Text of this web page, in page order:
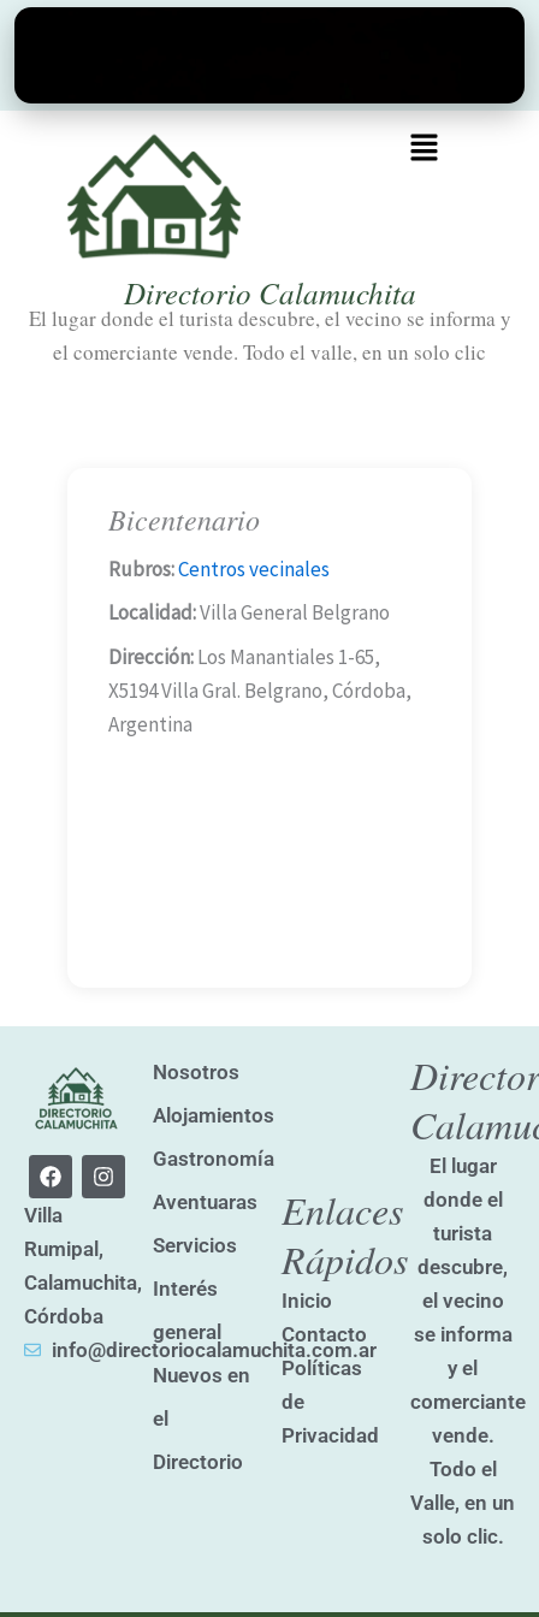
contenido
Menú
Directorio Calamuchita
El lugar donde el turista descubre, el vecino se informa y
el comerciante vende. Todo el valle, en un solo clic
Bicentenario
Rubros:Centros vecinales
Localidad:Villa General Belgrano
Dirección:Los Manantiales 1-65,
X5194 Villa Gral. Belgrano, Córdoba,
Argentina
F
a
c
e
b
o
o
k
I
n
s
a
g
r
a
m
Villa
Rumipal,
Calamuchita,
Córdoba
info@directoriocalamuchita.com.ar
Nosotros
Alojamientos
Gastronomía
Aventuaras
Servicios
Interés
general
Nuevos en
el
Directorio
Enlaces
Rápidos
Inicio
Contacto
Políticas
de
Privacidad
El lugar
donde el
turista
descubre,
el vecino
se informa
y el
comerciante
vende.
Todo el
Valle, en un
solo clic.